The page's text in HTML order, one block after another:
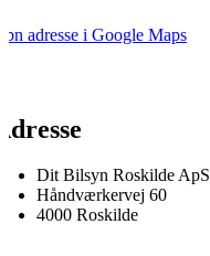
adresse i Google Maps
Dit Bilsyn Roskilde ApS
Håndværkervej 60
4000 Roskilde